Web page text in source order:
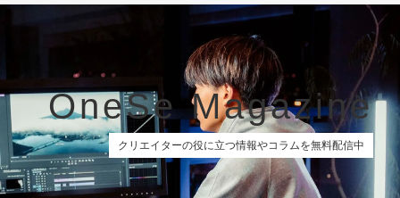
OneSe Magazine
クリエイターの役に立つ情報やコラムを無料配信中